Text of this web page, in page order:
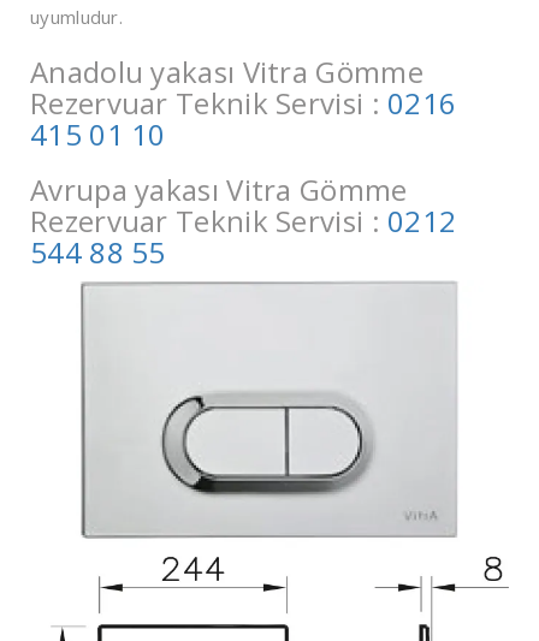
uyumludur.
Anadolu yakası Vitra Gömme
Rezervuar Teknik Servisi : 0216
415 01 10
Avrupa yakası Vitra Gömme
Rezervuar Teknik Servisi : 0212
544 88 55